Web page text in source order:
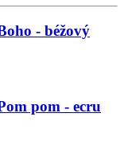
- béžový
pom - ecru